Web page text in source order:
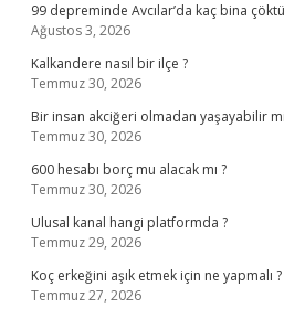
99 depreminde Avcılar’da kaç bina
Ağustos 3, 2026
Kalkandere nasıl bir ilçe ?
Temmuz 30, 2026
Bir insan akciğeri olmadan yaşayabilir
Temmuz 30, 2026
600 hesabı borç mu alacak mı ?
Temmuz 30, 2026
Ulusal kanal hangi platformda ?
Temmuz 29, 2026
Koç erkeğini aşık etmek için ne yapmalı ?
Temmuz 27, 2026